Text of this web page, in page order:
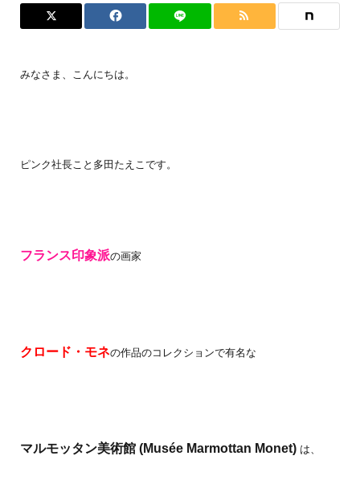
みなさま、こんにちは。
ピンク社長こと多田たえこです。
フランス印象派の画家
クロード・モネの作品のコレクションで有名な
マルモッタン美術館 (Musée Marmottan Monet) は、